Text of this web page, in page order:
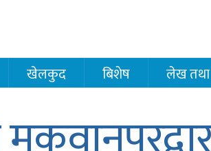
खेलकुद बिशेष लेख तथा